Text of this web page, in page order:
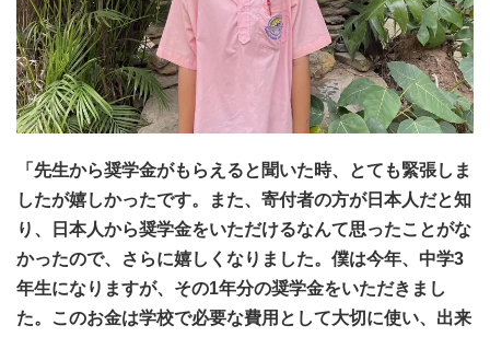
「先生から奨学金がもらえると聞いた時、とても緊張しま
したが嬉しかったです。また、寄付者の方が日本人だと知
り、日本人から奨学金をいただけるなんて思ったことがな
かったので、さらに嬉しくなりました。僕は今年、中学3
年生になりますが、その1年分の奨学金をいただきまし
た。このお金は学校で必要な費用として大切に使い、出来